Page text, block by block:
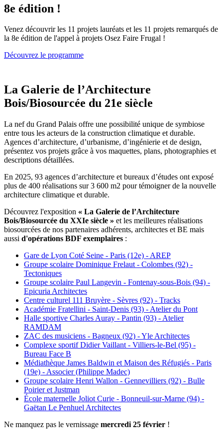
8e édition !
Venez découvrir les 11 projets lauréats et les 11 projets remarqués de
la 8e édition de l'appel à projets Osez Faire Frugal !
Découvrez le programme
La Galerie de l’Architecture
Bois/Biosourcée du 21e siècle
La nef du Grand Palais offre une possibilité unique de symbiose
entre tous les acteurs de la construction climatique et durable.
Agences d’architecture, d’urbanisme, d’ingénierie et de design,
présentez vos projets grâce à vos maquettes, plans, photographies et
descriptions détaillées.
En 2025, 93 agences d’architecture et bureaux d’études ont exposé
plus de 400 réalisations sur 3 600 m2 pour témoigner de la nouvelle
architecture climatique et durable.
Découvrez l'exposition « La Galerie de l’Architecture
Bois/Biosourcée du XXIe siècle » et les meilleures réalisations
biosourcées de nos partenaires adhérents, architectes et BE mais
aussi d'opérations BDF exemplaires :
Gare de Lyon Coté Seine - Paris (12e) - AREP
Groupe scolaire Dominique Frelaut - Colombes (92) -
Tectoniques
Groupe scolaire Paul Langevin - Fontenay-sous-Bois (94) -
Epicuria Architectes
Centre culturel 111 Bruyère - Sèvres (92) - Tracks
Académie Fratellini - Saint-Denis (93) - Atelier du Pont
Halle sportive Charles Auray - Pantin (93) - Atelier
RAMDAM
ZAC des musiciens - Bagneux (92) - Yle Architectes
Complexe sportif Didier Vaillant - Villiers-le-Bel (95) -
Bureau Face B
Médiathèque James Baldwin et Maison des Réfugiés - Paris
(19e) - Associer (Philippe Madec)
Groupe scolaire Henri Wallon - Gennevilliers (92) - Bulle
Poirier et Justman
École maternelle Joliot Curie - Bonneuil-sur-Marne (94) -
Gaëtan Le Penhuel Architectes
Ne manquez pas le vernissage mercredi 25 février !